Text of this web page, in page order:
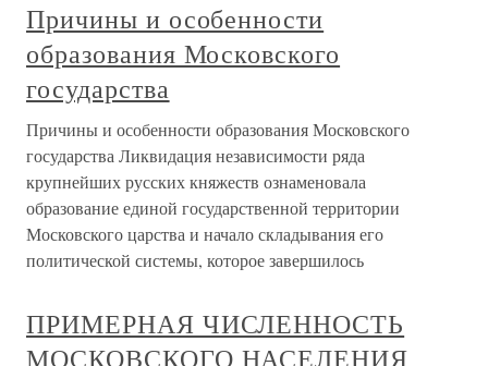
Причины и особенности
образования Московского
государства
Причины и особенности образования Московского
государства Ликвидация независимости ряда
крупнейших русских княжеств ознаменовала
образование единой государственной территории
Московского царства и начало складывания его
политической системы, которое завершилось
ПРИМЕРНАЯ ЧИСЛЕННОСТЬ
МОСКОВСКОГО НАСЕЛЕНИЯ